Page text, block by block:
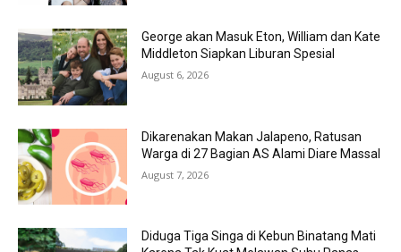
George akan Masuk Eton, William dan Kate
Middleton Siapkan Liburan Spesial
August 6, 2026
Dikarenakan Makan Jalapeno, Ratusan
Warga di 27 Bagian AS Alami Diare Massal
August 7, 2026
Diduga Tiga Singa di Kebun Binatang Mati